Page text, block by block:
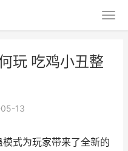
玩 吃鸡小丑整
13
式为玩家带来了全新的